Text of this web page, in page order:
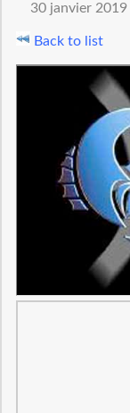
30 janvier 2019
Back to list